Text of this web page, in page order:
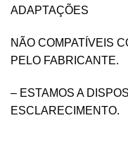
ADAPTAÇÕES
NÃO COMPATÍVEIS
PELO FABRICANTE.
– ESTAMOS A
ESCLARECIMENTO.